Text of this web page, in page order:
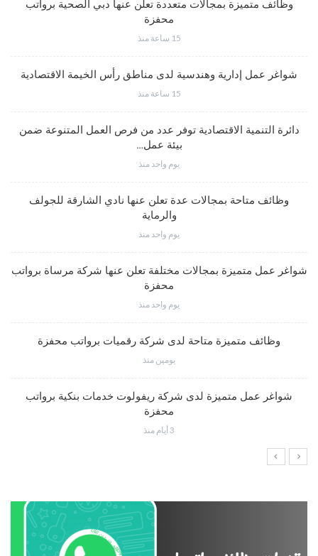
وظائف متميزة بمجالات متعددة تعلن عنها دبي الصحية برواتب
محفزة
15 ساعة منذ
شواغر عمل إدارية وهندسية لدى مناطق رأس الخيمة الاقتصادية
15 ساعة منذ
دائرة التنمية الاقتصادية توفر عدد من فرص العمل المتنوعة ضمن
بيئة عمل…
يوم واحد منذ
وظائف متاحة بمجالات عدة تعلن عنها نادي الشارقة للجولف
والرماية
يوم واحد منذ
شواغر عمل متميزة بمجالات مختلفة تعلن عنها شركة مرساة برواتب
محفزة
يوم واحد منذ
وظائف متميزة متاحة لدى شركة رقميات برواتب محفزة
يومين منذ
شواغر عمل متميزة لدى شركة ريفولوت خدمات بنكية برواتب
محفزة
3 أيام منذ